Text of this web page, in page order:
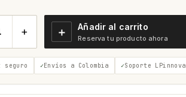
+ ＋ Añadir al carrito
Reserva tu producto ahora
seguro Envíos a Colombia Soporte LPinnova